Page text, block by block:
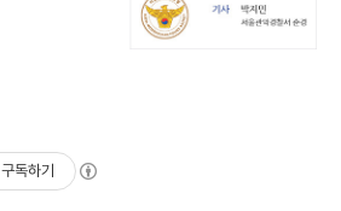
구독하기